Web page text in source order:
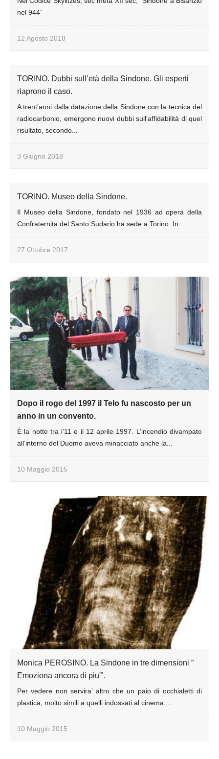
nel 944”
12 Agosto 2018
TORINO. Dubbi sull’età della Sindone. Gli esperti
riaprono il caso.
A trent’anni dalla datazione della Sindone con la tecnica del
radiocarbonio, emergono nuovi dubbi sull’affidabilità di quel
risultato, secondo...
3 Giugno 2018
TORINO. Museo della Sindone.
Il Museo della Sindone, fondato nel 1936 ad opera della
Confraternita del Santo Sudario ha sede a Torino. In...
27 Ottobre 2017
Dopo il rogo del 1997 il Telo fu nascosto per un
anno in un convento.
È la notte tra l’11 e il 12 aprile 1997. L’incendio divampato
all’interno del Duomo aveva minacciato anche la...
10 Maggio 2015
Monica PEROSINO. La Sindone in tre dimensioni ”
Emoziona ancora di piu”’.
Per vedere non servira’ altro che un paio di occhialetti di
plastica, molto simili a quelli indossati al cinema....
10 Maggio 2015